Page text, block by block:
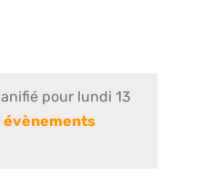
pour lundi 13
évènements